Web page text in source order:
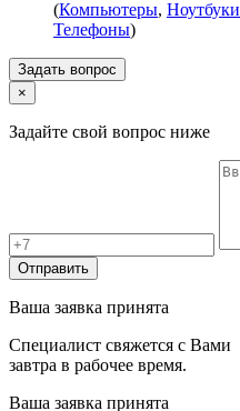
(Компьютеры, Ноутбуки
Телефоны)
Задать вопрос
×
Задайте свой вопрос ниже
Отправить
Ваша заявка принята
Специалист свяжется с Вами
завтра в рабочее время.
Ваша заявка принята